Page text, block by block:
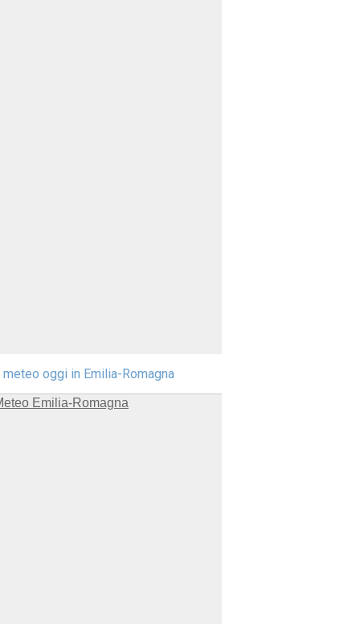
meteo oggi in Emilia-Romagna